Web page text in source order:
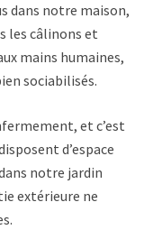
dans notre maison,
les câlinons et
mains humaines,
sociabilisés.
et c’est
d’espace
notre jardin
extérieure ne